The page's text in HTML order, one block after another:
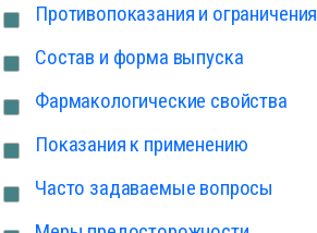
Противопоказания и ограничения
Состав и форма выпуска
Фармакологические свойства
Показания к применению
Часто задаваемые вопросы